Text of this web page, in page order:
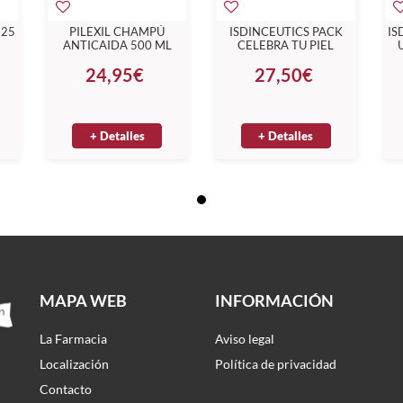
PILEXIL CHAMPÚ
ANTICAIDA 500 ML
24,95€
+ Detalles
ISDINCEUTICS PACK
CELEBRA TU PIEL
ESENCIAL
27,50€
+ Detalles
MAPA WEB
La Farmacia
Localización
Contacto
INFORMACIÓN
Aviso legal
Política de privacidad